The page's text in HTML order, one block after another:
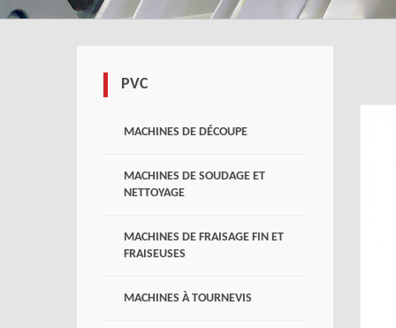
PVC
MACHINES DE DÉCOUPE
MACHINES DE SOUDAGE ET
NETTOYAGE
MACHINES DE FRAISAGE FIN ET
FRAISEUSES
MACHINES À TOURNEVIS